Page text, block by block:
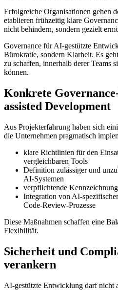
Erfolgreiche Organisationen gehen
etablieren frühzeitig klare
nicht behindern, sondern gezielt
Governance für AI-gestützte
Bürokratie, sondern Klarheit. Es
zu schaffen, innerhalb derer Teams
können.
Konkrete
assisted Development
Aus Projekterfahrung haben sich
die Unternehmen pragmatisch
klare Richtlinien für den
vergleichbaren Tools
Definition zulässiger und
AI-Systemen
verpflichtende
Integration von AI-
Code-Review-Prozesse
Diese Maßnahmen schaffen eine
Flexibilität.
Sicherheit und
verankern
AI-gestützte Entwicklung darf nicht